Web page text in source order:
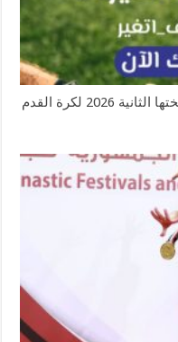
إطلاق بطولة جسور الرمضانية في نسختها الثانية 2026 لكرة القدم